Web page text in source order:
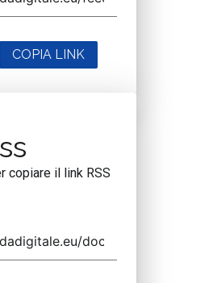
COPIA LINK
copiare il link RSS